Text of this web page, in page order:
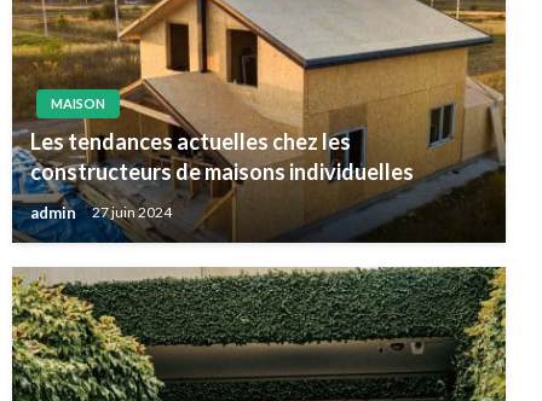
MAISON
Les tendances actuelles chez les
constructeurs de maisons individuelles
admin 27 juin 2024